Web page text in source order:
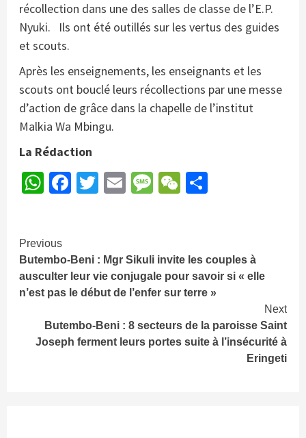
récollection dans une des salles de classe de l’E.P.
Nyuki. Ils ont été outillés sur les vertus des guides
et scouts.
Après les enseignements, les enseignants et les
scouts ont bouclé leurs récollections par une messe
d’action de grâce dans la chapelle de l’institut
Malkia Wa Mbingu.
La Rédaction
WhatsApp
Facebook
Twitter
EmailMessage
WeChat
Continue
Reading
Previous
Butembo-Beni : Mgr Sikuli invite les couples à
ausculter leur vie conjugale pour savoir si « elle
n’est pas le début de l’enfer sur terre »
Next
Butembo-Beni : 8 secteurs de la paroisse Saint
Joseph ferment leurs portes suite à l’insécurité à
Eringeti